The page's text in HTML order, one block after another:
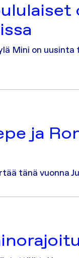
Mini on
ja
tänä vuonna